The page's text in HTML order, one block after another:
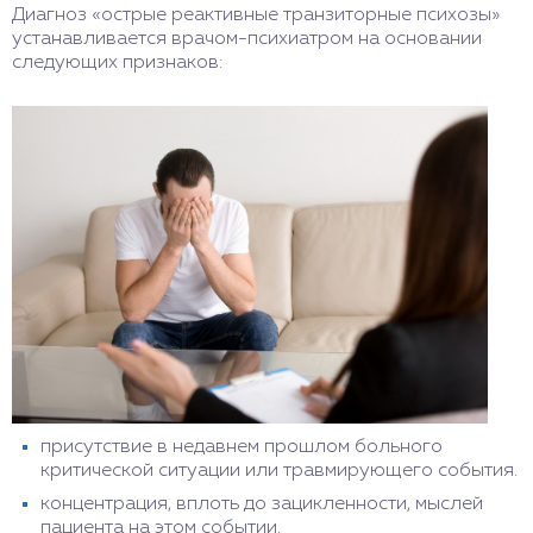
Диагноз «острые реактивные транзиторные психозы»
устанавливается врачом-психиатром на основании
следующих признаков:
присутствие в недавнем прошлом больного
критической ситуации или травмирующего события.
концентрация, вплоть до зацикленности, мыслей
пациента на этом событии.